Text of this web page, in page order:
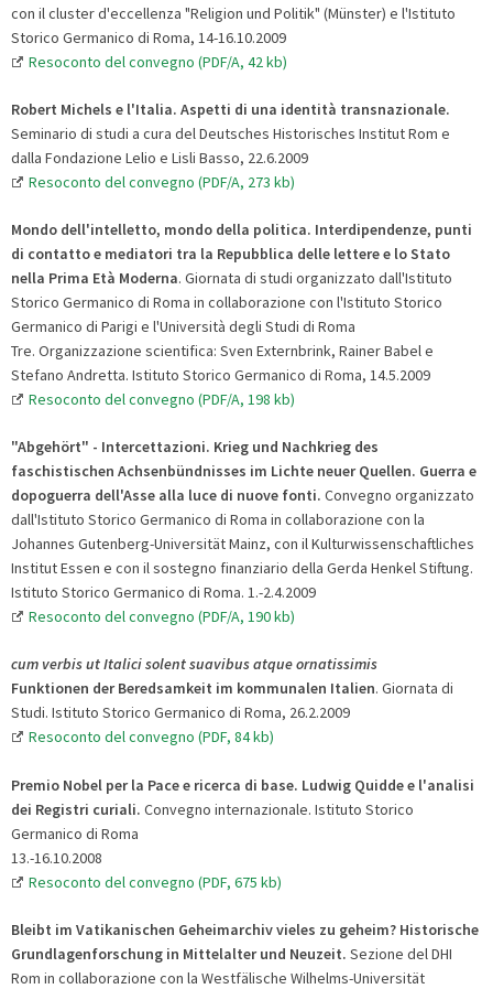
con il cluster d'eccellenza "Religion und Politik" (Münster) e l'Istituto
Storico Germanico di Roma, 14-16.10.2009
Resoconto del convegno (PDF/A, 42 kb)
Robert Michels e l'Italia. Aspetti di una identità transnazionale.
Seminario di studi a cura del Deutsches Historisches Institut Rom e
dalla Fondazione Lelio e Lisli Basso, 22.6.2009
Resoconto del convegno (PDF/A, 273 kb)
Mondo dell'intelletto, mondo della politica. Interdipendenze, punti
di contatto e mediatori tra la Repubblica delle lettere e lo Stato
nella Prima Età Moderna. Giornata di studi organizzato dall'Istituto
Storico Germanico di Roma in collaborazione con l'Istituto Storico
Germanico di Parigi e l'Università degli Studi di Roma
Tre. Organizzazione scientifica: Sven Externbrink, Rainer Babel e
Stefano Andretta. Istituto Storico Germanico di Roma, 14.5.2009
Resoconto del convegno (PDF/A, 198 kb)
"Abgehört" - Intercettazioni. Krieg und Nachkrieg des
faschistischen Achsenbündnisses im Lichte neuer Quellen. Guerra e
dopoguerra dell'Asse alla luce di nuove fonti. Convegno organizzato
dall'Istituto Storico Germanico di Roma in collaborazione con la
Johannes Gutenberg-Universität Mainz, con il Kulturwissenschaftliches
Institut Essen e con il sostegno finanziario della Gerda Henkel Stiftung.
Istituto Storico Germanico di Roma. 1.-2.4.2009
Resoconto del convegno (PDF/A, 190 kb)
cum verbis ut Italici solent suavibus atque ornatissimis
Funktionen der Beredsamkeit im kommunalen Italien. Giornata di
Studi. Istituto Storico Germanico di Roma, 26.2.2009
Resoconto del convegno (PDF, 84 kb)
Premio Nobel per la Pace e ricerca di base. Ludwig Quidde e l'analisi
dei Registri curiali. Convegno internazionale. Istituto Storico
Germanico di Roma
13.-16.10.2008
Resoconto del convegno (PDF, 675 kb)
Bleibt im Vatikanischen Geheimarchiv vieles zu geheim? Historische
Grundlagenforschung in Mittelalter und Neuzeit. Sezione del DHI
Rom in collaborazione con la Westfälische Wilhelms-Universität